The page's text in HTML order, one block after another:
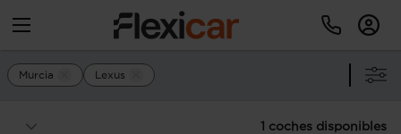
Murcia Lexus
1 coches disponibles